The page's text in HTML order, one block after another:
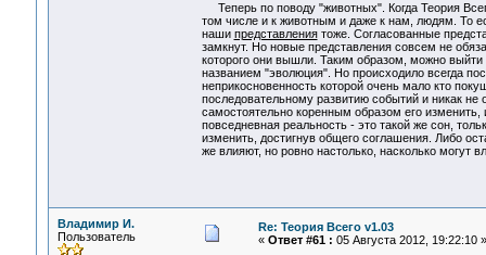
Теперь по поводу "животных". Когда Теория
том числе и к животным и даже к нам, людям. То
наши представлениятоже. Согласованные
замкнут. Но новые представления совсем не
которого они вышли. Таким образом, можно выйти
названием "эволюция". Но происходило всегда
неприкосновенность которой очень мало кто
последовательному развитию событий и никак
самостоятельно коренным образом его
повседневная реальность - это такой же сон,
изменить, достигнув общего соглашения. Либо
же влияют, но ровно настолько, насколько
Владимир И.
Пользователь
Re: Теория Всего v1.03
« Ответ #61 : 05 Августа 2012, 19:22:10 »